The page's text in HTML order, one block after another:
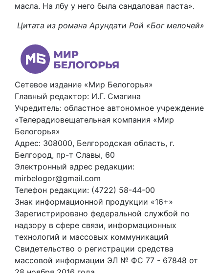
масла. На лбу у него была сандаловая паста».
Цитата из романа Арундати Рой «Бог мелочей»
Сетевое издание «Мир Белогорья»
Главный редактор: И.Г. Смагина
Учредитель: областное автономное учреждение
«Телерадиовещательная компания «Мир
Белогорья»
Адрес: 308000, Белгородская область, г.
Белгород, пр-т Славы, 60
Электронный адрес редакции:
mirbelogor@gmail.com
Телефон редакции: (4722) 58-44-00
Знак информационной продукции «16+»
Зарегистрировано федеральной службой по
надзору в сфере связи, информационных
технологий и массовых коммуникаций
Свидетельство о регистрации средства
массовой информации ЭЛ № ФС 77 - 67848 от